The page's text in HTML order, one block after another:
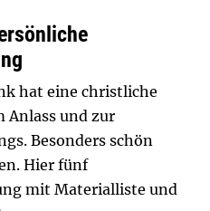
hat eine christliche
Anlass und zur
Besonders schön
Hier fünf
mit Materialliste und